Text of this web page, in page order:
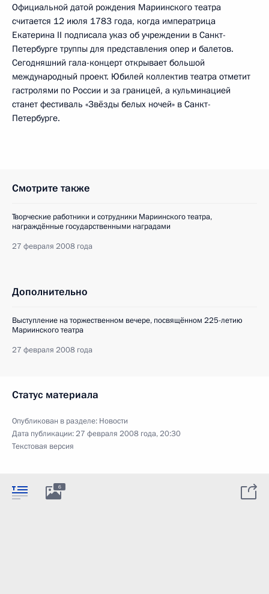
Официальной датой рождения Мариинского театра
считается 12 июля 1783 года, когда императрица
Екатерина II подписала указ об учреждении в Санкт-
Петербурге труппы для представления опер и балетов.
Сегодняшний гала-концерт открывает большой
международный проект. Юбилей коллектив театра отметит
гастролями по России и за границей, а кульминацией
станет фестиваль «Звёзды белых ночей» в Санкт-
Петербурге.
Смотрите также
Творческие работники и сотрудники Мариинского театра,
награждённые государственными наградами
27 февраля 2008 года
Дополнительно
Выступление на торжественном вечере, посвящённом 225-летию
Мариинского театра
27 февраля 2008 года
Статус материала
Опубликован в разделе: Новости
Дата публикации:27 февраля 2008 года, 20:30
Текстовая версия
6